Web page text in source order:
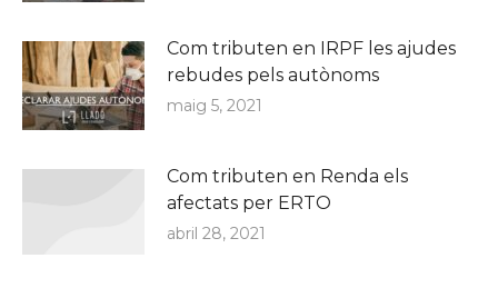
Com tributen en IRPF les ajudes
rebudes pels autònoms
maig 5, 2021
Com tributen en Renda els
afectats per ERTO
abril 28, 2021